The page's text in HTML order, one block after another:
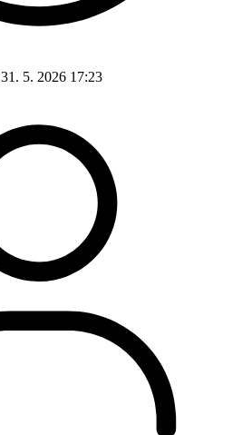
31. 5. 2026 17:23